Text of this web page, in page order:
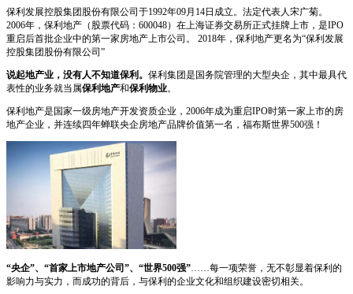
保利发展控股集团股份有限公司于1992年09月14日成立。法定代表人宋广菊。
2006年，保利地产（股票代码：600048）在上海证券交易所正式挂牌上市，是IPO
重启后首批企业中的第一家房地产上市公司。 2018年，保利地产更名为“保利发展
控股集团股份有限公司”
说起地产业，没有人不知道保利。 保利集团是国务院管理的大型央企，其中最具代
表性的业务就当属保利地产和保利物业。
保利地产是国家一级房地产开发资质企业，2006年成为重启IPO时第一家上市的房
地产企业，并连续四年蝉联央企房地产品牌价值第一名，福布斯世界500强！
“央企”、“首家上市地产公司”、“世界500强”……每一项荣誉，无不彰显着保利的
影响力与实力，而成功的背后，与保利的企业文化和组织建设密切相关。